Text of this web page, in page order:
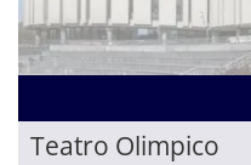
Teatro Olimpico